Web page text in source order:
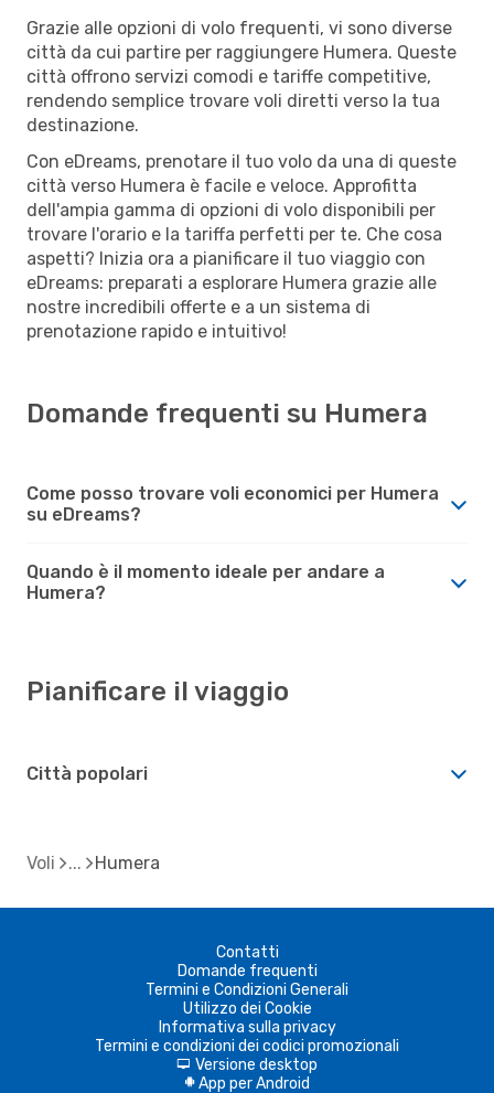
Grazie alle opzioni di volo frequenti, vi sono diverse
città da cui partire per raggiungere Humera. Queste
città offrono servizi comodi e tariffe competitive,
rendendo semplice trovare voli diretti verso la tua
destinazione.
Con eDreams, prenotare il tuo volo da una di queste
città verso Humera è facile e veloce. Approfitta
dell'ampia gamma di opzioni di volo disponibili per
trovare l'orario e la tariffa perfetti per te. Che cosa
aspetti? Inizia ora a pianificare il tuo viaggio con
eDreams: preparati a esplorare Humera grazie alle
nostre incredibili offerte e a un sistema di
prenotazione rapido e intuitivo!
Domande frequenti su Humera
Come posso trovare voli economici per Humera
su eDreams?
Quando è il momento ideale per andare a
Humera?
Pianificare il viaggio
Città popolari
Voli Humera
Contatti
Domande frequenti
Termini e Condizioni Generali
Utilizzo dei Cookie
Informativa sulla privacy
Termini e condizioni dei codici promozionali
d Versione desktop
A App per Android